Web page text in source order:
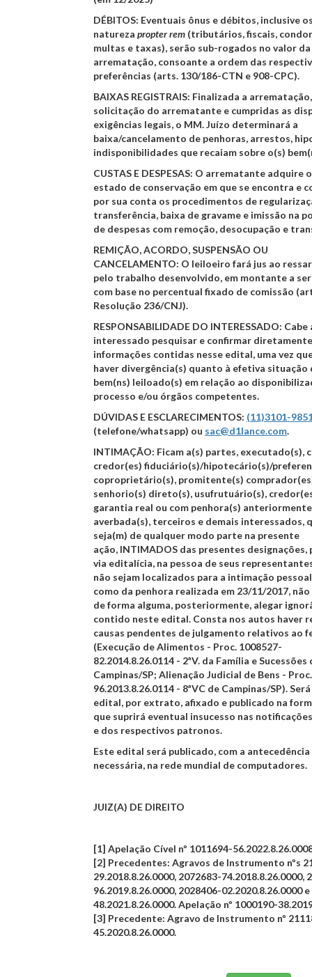
DÉBITOS: Eventuais ônus e débitos, inclusive
natureza propter rem (tributários, fiscais,
multas e taxas), serão sub-rogados no valor da
arrematação, consoante a ordem das
preferências (arts. 130/186-CTN e 908-CPC).
BAIXAS REGISTRAIS: Finalizada a
solicitação do arrematante e cumpridas as
exigências legais, o MM. Juízo determinará a
baixa/cancelamento de penhoras, arrestos,
indisponibilidades que recaiam sobre o(s)
CUSTAS E DESPESAS: O arrematante adquire
estado de conservação em que se encontra e
por sua conta os procedimentos de
transferência, baixa de gravame e imissão na
de despesas com remoção, desocupação e
REMIÇÃO, ACORDO, SUSPENSÃO OU
CANCELAMENTO: O leiloeiro fará jus ao
pelo trabalho desenvolvido, em montante a
com base no percentual fixado de comissão
Resolução 236/CNJ).
RESPONSABILIDADE DO INTERESSADO: Cabe
interessado pesquisar e confirmar
informações contidas nesse edital, uma vez
haver divergência(s) quanto à efetiva situação
bem(ns) leiloado(s) em relação ao
processo e/ou órgãos competentes.
DÚVIDAS E ESCLARECIMENTOS: (11)3101-
(telefone/whatsapp) ou sac@d1lance.com.
INTIMAÇÃO: Ficam a(s) partes, executado(s),
credor(es) fiduciário(s)/hipotecário(s)/
coproprietário(s), promitente(s)
senhorio(s) direto(s), usufrutuário(s),
garantia real ou com penhora(s) anteriormente
averbada(s), terceiros e demais interessados,
seja(m) de qualquer modo parte na presente
ação, INTIMADOS das presentes designações,
via editalícia, na pessoa de seus
não sejam localizados para a intimação
como da penhora realizada em 23/11/2017,
de forma alguma, posteriormente, alegar
contido neste edital. Consta nos autos haver
causas pendentes de julgamento relativos ao
(Execução de Alimentos - Proc. 1008527-
82.2014.8.26.0114 - 2ªV. da Família e Sucessões
Campinas/SP; Alienação Judicial de Bens -
96.2013.8.26.0114 - 8ªVC de Campinas/SP).
edital, por extrato, afixado e publicado na
que suprirá eventual insucesso nas
e dos respectivos patronos.
Este edital será publicado, com a
necessária, na rede mundial de computadores.
JUIZ(A) DE DIREITO
[1] Apelação Cível nº 1011694-
[2] Precedentes: Agravos de Instrumento nºs
29.2018.8.26.0000, 2072683-74.2018.8.26.0000,
96.2019.8.26.0000, 2028406-02.2020.8.26.0000
48.2021.8.26.0000. Apelação nº 1000190-
[3] Precedente: Agravo de Instrumento nº
45.2020.8.26.0000.